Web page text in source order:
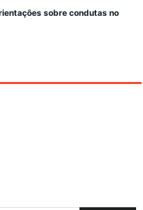
sobre condutas no